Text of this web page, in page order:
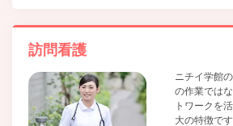
訪問看護
ニチイ学館
の作業では
トワークを
大の特徴で